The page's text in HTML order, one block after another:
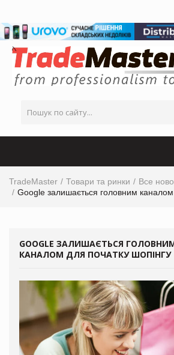
TradeMaster Товари та ринки
Все
Google залишається головним каналом
GOOGLE ЗАЛИШАЄТЬСЯ
КАНАЛОМ ДЛЯ ПОЧАТКУ ШОПІНГУ